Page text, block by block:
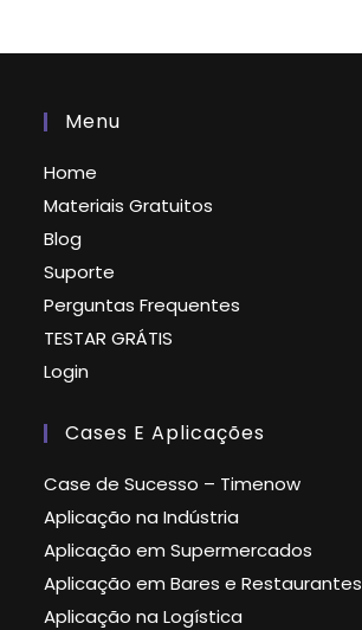
Menu
Home
Materiais Gratuitos
Blog
Suporte
Perguntas Frequentes
TESTAR GRÁTIS
Login
Cases E Aplicações
Case de Sucesso – Timenow
Aplicação na Indústria
Aplicação em Supermercados
Aplicação em Bares e Restaurantes
Aplicação na Logística